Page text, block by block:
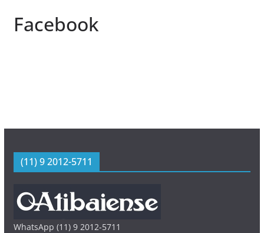
Facebook
(11) 9 2012-5711
WhatsApp (11) 9 2012-5711